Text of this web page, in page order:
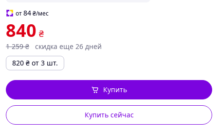
от84₴/мес
840 ₴
1 259 ₴
скидка еще 26 дней
820 ₴ от 3 шт.
Купить сейчас
Купить